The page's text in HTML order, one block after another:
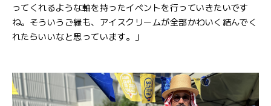
ってくれるような軸を持ったイベントを行っていきたいです
ね。そういうご縁も、アイスクリームが全部かわいく結んでく
れたらいいなと思っています。」